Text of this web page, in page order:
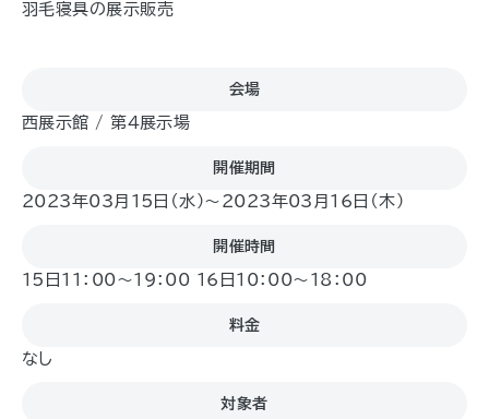
羽毛寝具の展示販売
会場
西展示館 / 第４展示場
開催期間
2023年03月15日（水)〜2023年03月16日（木)
開催時間
15日11：00～19：00 16日10：00～18：00
料金
なし
対象者